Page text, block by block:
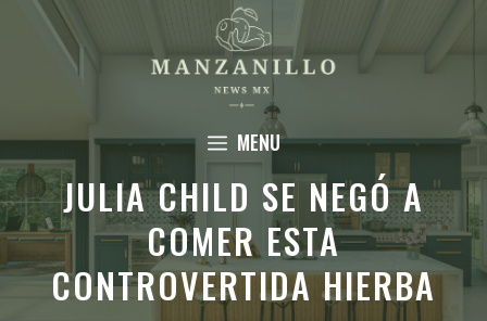
Saltar
contenido
MENU
JULIA CHILD SE NEGÓ A
COMER ESTA
CONTROVERTIDA HIERBA